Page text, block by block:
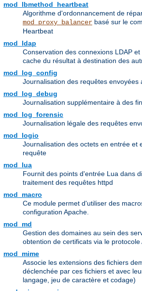
mod_lbmethod_heartbeat
Algorithme d'ordonnancement de
mod_proxy_balancer basé sur le
Heartbeat
mod_ldap
Conservation des connexions LDAP
cache du résultat à destination des
mod_log_config
Journalisation des requêtes envoyées
mod_log_debug
Journalisation supplémentaire à des
mod_log_forensic
Journalisation légale des requêtes
mod_logio
Journalisation des octets en entrée et
requête
mod_lua
Fournit des points d'entrée Lua dans
traitement des requêtes httpd
mod_macro
Ce module permet d'utiliser des
configuration Apache.
mod_md
Gestion des domaines au sein des
obtention de certificats via le protocole
mod_mime
Associe les extensions des fichiers
déclenchée par ces fichiers et avec
langage, jeu de caractère et codage)